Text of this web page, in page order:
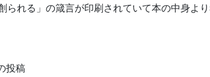
られる」の箴言が印刷されていて本の中身よ
投稿